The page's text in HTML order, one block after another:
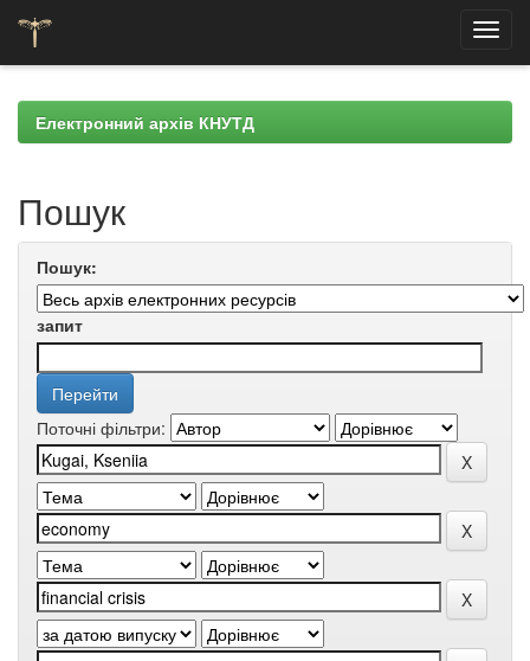
navigationЕлектронний архів КНУТД
Пошук
Пошук:
запит
Поточні фільтри: